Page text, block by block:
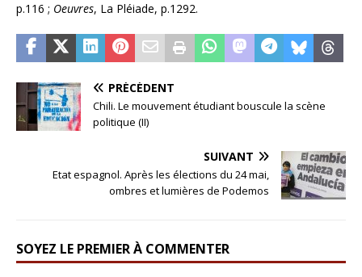
p.116 ; Oeuvres, La Pléiade, p.1292.
PRÉCÉDENT
Chili. Le mouvement étudiant bouscule la scène
politique (II)
SUIVANT
Etat espagnol. Après les élections du 24 mai,
ombres et lumières de Podemos
SOYEZ LE PREMIER À COMMENTER